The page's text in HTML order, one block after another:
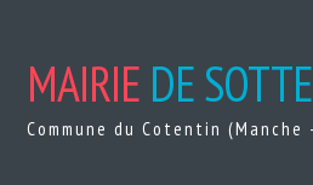
MAIRIE DE
Commune du Cotentin (Manche